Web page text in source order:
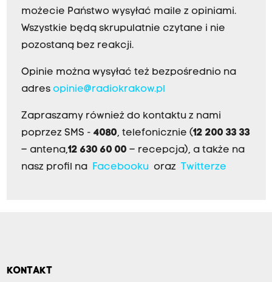
możecie Państwo wysyłać maile z opiniami.
Wszystkie będą skrupulatnie czytane i nie
pozostaną bez reakcji.
Opinie można wysyłać też bezpośrednio na
adres opinie@radiokrakow.pl
Zapraszamy również do kontaktu z nami
poprzez SMS - 4080, telefonicznie (12 200 33 33
– antena,12 630 60 00 – recepcja), a także na
nasz profil na
Facebookuoraz Twitterze
KONTAKT